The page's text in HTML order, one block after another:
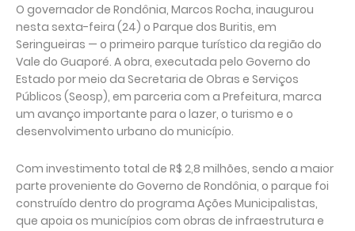
O governador de Rondônia, Marcos Rocha, inaugurou
nesta sexta-feira (24) o Parque dos Buritis, em
Seringueiras — o primeiro parque turístico da região do
Vale do Guaporé. A obra, executada pelo Governo do
Estado por meio da Secretaria de Obras e Serviços
Públicos (Seosp), em parceria com a Prefeitura, marca
um avanço importante para o lazer, o turismo e o
desenvolvimento urbano do município.
Com investimento total de R$ 2,8 milhões, sendo a maior
parte proveniente do Governo de Rondônia, o parque foi
construído dentro do programa Ações Municipalistas,
que apoia os municípios com obras de infraestrutura e